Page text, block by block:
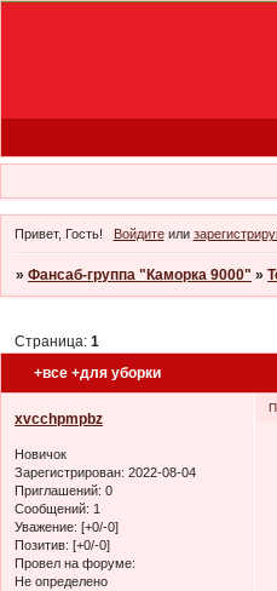
Привет, Гость! Войдитеили
»Фансаб-группа "Каморка 9000" »
+все +для уборки
Страница:1
xvcchpmpbz
Новичок
Зарегистрирован: 2022-08-04
Приглашений: 0
Сообщений: 1
Уважение: [+0/-0]
Позитив: [+0/-0]
Провел на форуме:
Не определено